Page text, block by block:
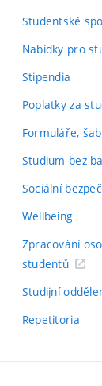
Studentské
Nabídky pro
Stipendia
Poplatky za
Formuláře,
Studium bez
Sociální
Wellbeing
Zpracování
studentů
Studijní
Repetitoria